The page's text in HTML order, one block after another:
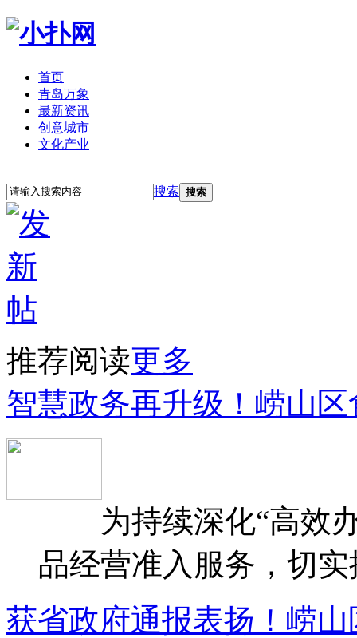
首页
青岛万象
最新资讯
创意城市
文化产业
搜索 搜索
推荐阅读更多
智慧政务再升级！崂山
为持续深化“高效办
品经营准入服务，切
获省政府通报表扬！崂